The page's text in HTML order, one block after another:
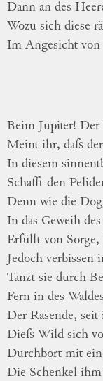
Dann an des
Wozu sich diese
Im Angesicht von
Beim Jupiter!
Meint ihr, daſs
In diesem
Schafft den
Denn wie die
In das Geweih
Erfüllt von
Jedoch verbissen
Tanzt sie durch
Fern in des
Der Rasende, seit
Dieſs Wild sich
Durchbort mit
Die Schenkel